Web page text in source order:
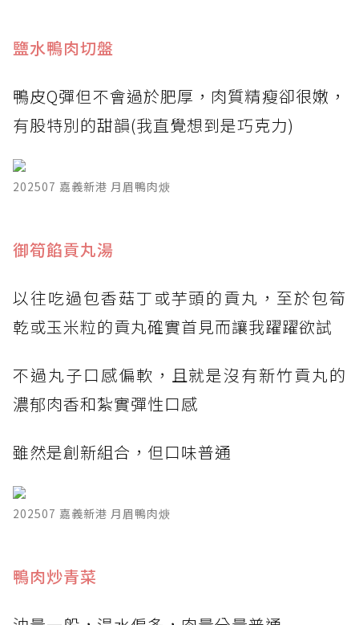
鹽水鴨肉切盤
鴨皮Q彈但不會過於肥厚，肉質精瘦卻很嫩，
有股特別的甜韻(我直覺想到是巧克力)
202507 嘉義新港 月眉鴨肉焿
御筍餡貢丸湯
以往吃過包香菇丁或芋頭的貢丸，至於包筍
乾或玉米粒的貢丸確實首見而讓我躍躍欲試
不過丸子口感偏軟，且就是沒有新竹貢丸的
濃郁肉香和紮實彈性口感
雖然是創新組合，但口味普通
202507 嘉義新港 月眉鴨肉焿
鴨肉炒青菜